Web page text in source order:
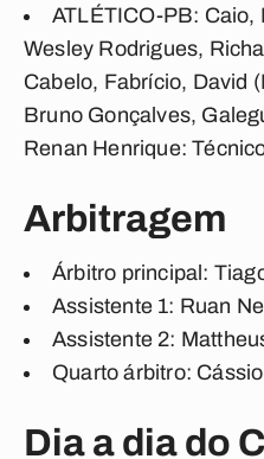
ATLÉTICO-PB: Caio,
Wesley Rodrigues,
Cabelo, Fabrício, David
Bruno Gonçalves,
Renan Henrique:
Arbitragem
Árbitro principal:
Assistente 1: Ruan
Assistente 2:
Quarto árbitro:
Dia a dia do